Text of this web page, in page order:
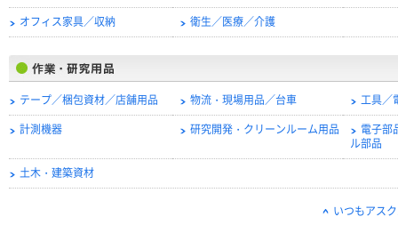
オフィス家具／収納 衛生／医療／介護
テープ／梱包資材／店舗用品 物流・現場用品／台車 工具／
計測機器 研究開発・クリーンルーム用品
電子部
ル部品
土木・建築資材
いつもアス